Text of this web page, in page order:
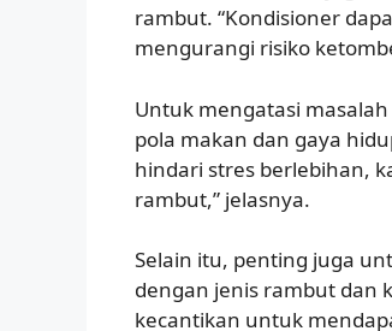
rambut. “Kondisioner
mengurangi risiko
Untuk mengatasi
pola makan dan gaya
hindari stres berlebihan,
rambut,” jelasnya.
Selain itu, penting juga
dengan jenis rambut dan
kecantikan untuk